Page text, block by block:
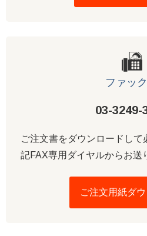
ファッ
03-3249-
ご注文書をダウンロードして
記FAX専用ダイヤルからお送
ご注文用紙ダ